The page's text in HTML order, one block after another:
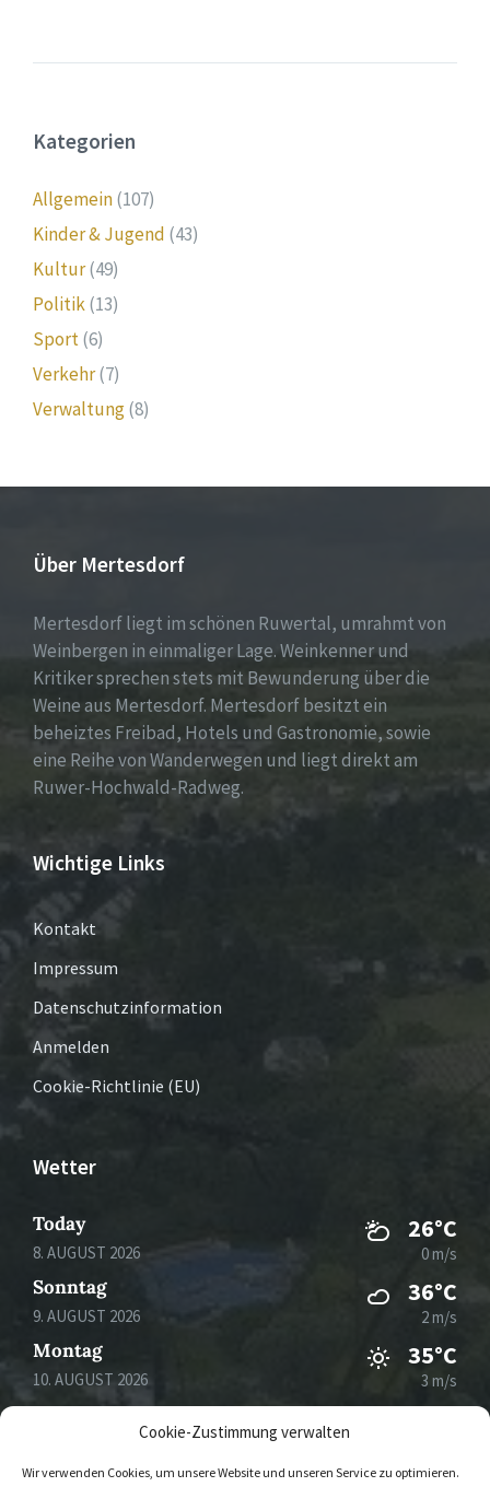
Cookie-Zustimmung verwalten
Wir verwenden Cookies, um unsere Website und unseren Service zu optimieren.
Kategorien
Allgemein(107)
Kinder & Jugend (43)
Kultur(49)
Politik(13)
Sport(6)
Verkehr(7)
Verwaltung(8)
Über Mertesdorf
Mertesdorf liegt im schönen Ruwertal, umrahmt von
Weinbergen in einmaliger Lage. Weinkenner und
Kritiker sprechen stets mit Bewunderung über die
Weine aus Mertesdorf. Mertesdorf besitzt ein
beheiztes Freibad, Hotels und Gastronomie, sowie
eine Reihe von Wanderwegen und liegt direkt am
Ruwer-Hochwald-Radweg.
Wichtige Links
Kontakt
Impressum
Datenschutzinformation
Anmelden
Cookie-Richtlinie (EU)
Wetter
Today
8. AUGUST 2026
26°C
0 m/s
Sonntag
9. AUGUST 2026
36°C
2 m/s
Montag
10. AUGUST 2026
35°C
3 m/s
Dienstag
11. AUGUST 2026